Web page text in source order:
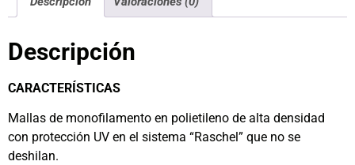
Descripción
CARACTERÍSTICAS
Mallas de monofilamento en polietileno de alta densidad
con protección UV en el sistema “Raschel” que no se
deshilan.